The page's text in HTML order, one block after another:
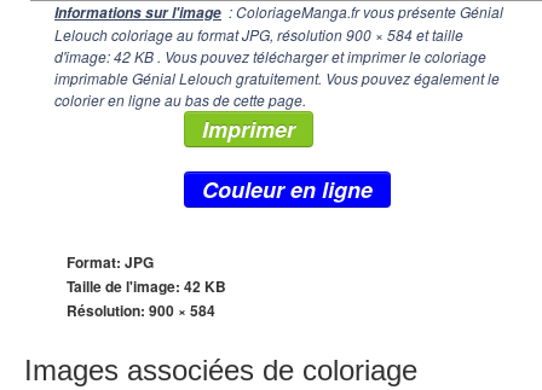
Informations sur l'image : ColoriageManga.fr vous présente Génial
Lelouch coloriage au format JPG, résolution900 × 584et taille
d'image: 42 KB . Vous pouvez télécharger et imprimer le coloriage
imprimable Génial Lelouch gratuitement. Vous pouvez également le
colorier en ligne au bas de cette page.
Imprimer
Couleur en ligne
Format: JPG
Taille de l'image: 42 KB
Résolution: 900 × 584
Images associées de coloriage